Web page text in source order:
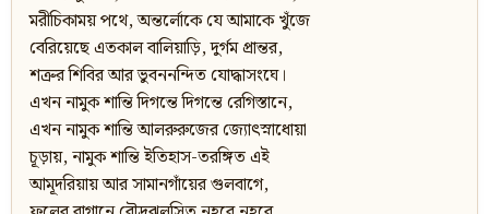
মরীচিকাময় পথে, অন্তর্লোকে যে আমাকে খুঁজে
বেরিয়েছে এতকাল বালিয়াড়ি, দুর্গম প্রান্তর,
শত্রুর শিবির আর ভুবননন্দিত যোদ্ধাসংঘে।
এখন নামুক শান্তি দিগন্তে দিগন্তে রেগিস্তানে,
এখন নামুক শান্তি আলরুরুজের জ্যোৎস্নাধোয়া
চূড়ায়, নামুক শান্তি ইতিহাস-তরঙ্গিত এই
আমূদরিয়ায় আর সামানগাঁয়ের গুলবাগে,